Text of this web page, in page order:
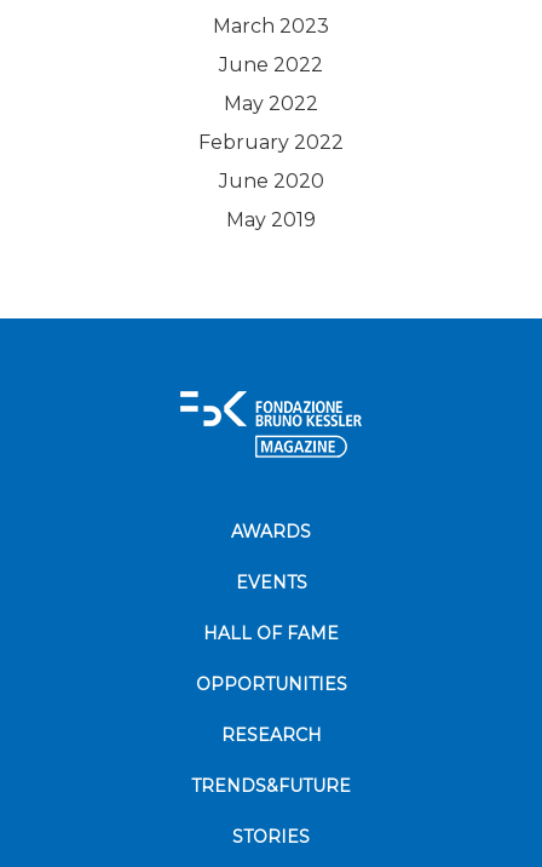
March 2023
June 2022
May 2022
February 2022
June 2020
May 2019
AWARDS
EVENTS
HALL OF FAME
OPPORTUNITIES
RESEARCH
TRENDS&FUTURE
STORIES